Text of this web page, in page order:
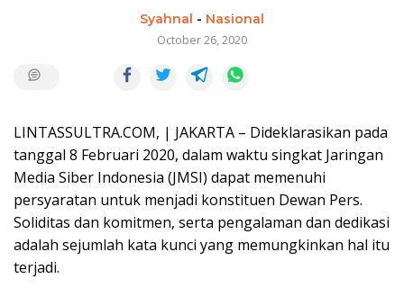
Syahnal - Nasional
October 26, 2020
LINTASSULTRA.COM, | JAKARTA – Dideklarasikan pada
tanggal 8 Februari 2020, dalam waktu singkat Jaringan
Media Siber Indonesia (JMSI) dapat memenuhi
persyaratan untuk menjadi konstituen Dewan Pers.
Soliditas dan komitmen, serta pengalaman dan dedikasi
adalah sejumlah kata kunci yang memungkinkan hal itu
terjadi.